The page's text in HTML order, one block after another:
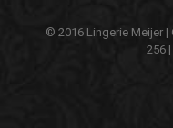
© 2016 Lingerie Meijer |
256 |